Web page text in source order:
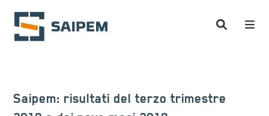
Salta al contenuto principale
Saipem: risultati del terzo trimestre